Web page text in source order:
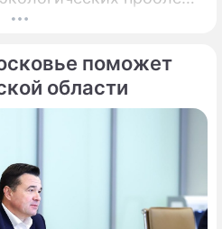
– ликвидацией
"Красный Бор".
поможет
области